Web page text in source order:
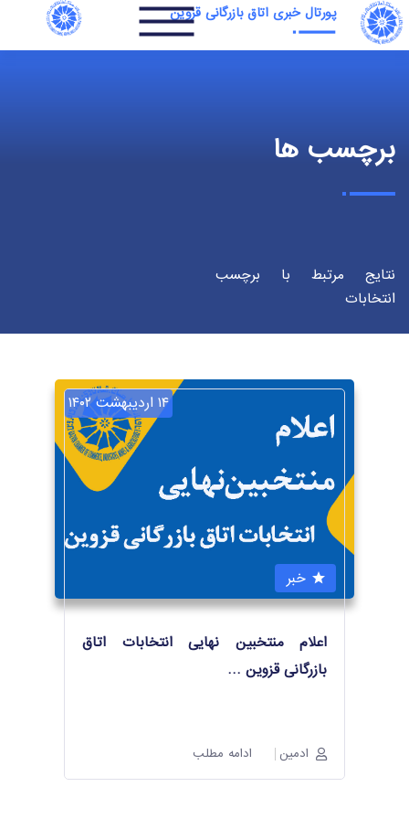
پورتال خبری اتاق بازرگانی قزوین
برچسب ها
نتایج مرتبط با برچسب
انتخابات
۱۴ اردیبهشت ۱۴۰۲
خبر
اعلام منتخبین نهایی انتخابات اتاق
بازرگانی قزوین …
ادمین ادامه مطلب